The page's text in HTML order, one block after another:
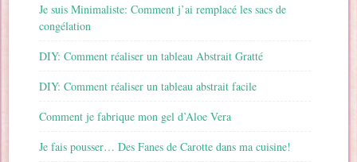
Je suis Minimaliste: Comment j’ai remplacé les sacs de
congélation
DIY: Comment réaliser un tableau Abstrait Gratté
DIY: Comment réaliser un tableau abstrait facile
Comment je fabrique mon gel d’Aloe Vera
Je fais pousser… Des Fanes de Carotte dans ma cuisine!